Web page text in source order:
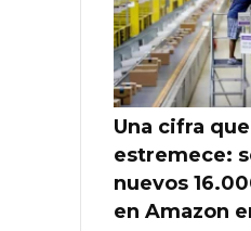
Una cifra que
estremece:
nuevos
en Amazon